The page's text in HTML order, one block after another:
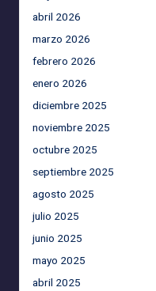
abril 2026
marzo 2026
febrero 2026
enero 2026
diciembre 2025
noviembre 2025
octubre 2025
septiembre 2025
agosto 2025
julio 2025
junio 2025
mayo 2025
abril 2025